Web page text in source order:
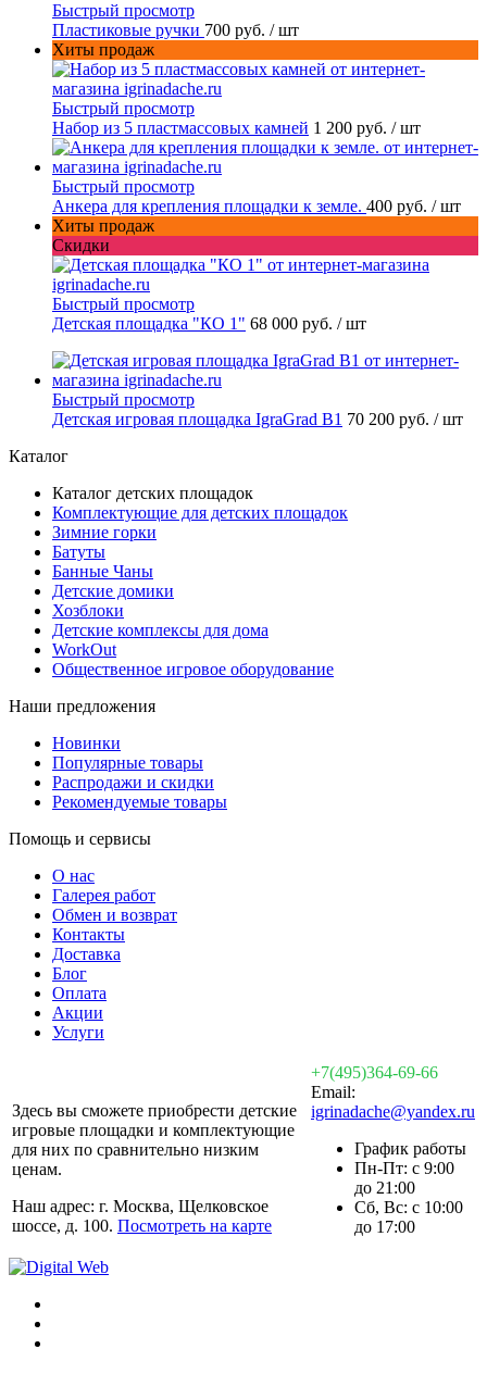
Быстрый просмотр
Пластиковые ручки 700 руб. / шт
Хиты продаж
Быстрый просмотр
Набор из 5 пластмассовых камней 1 200 руб. / шт
Быстрый просмотр
Анкера для крепления площадки к земле. 400 руб. / шт
Хиты продаж
Скидки
Быстрый просмотр
Детская площадка "КО 1" 68 000 руб. / шт
Быстрый просмотр
Детская игровая площадка IgraGrad В1 70 200 руб. / шт
Каталог
Каталог детских площадок
Комплектующие для детских площадок
Зимние горки
Батуты
Банные Чаны
Детские домики
Хозблоки
Детские комплексы для дома
WorkOut
Общественное игровое оборудование
Наши предложения
Новинки
Популярные товары
Распродажи и скидки
Рекомендуемые товары
Помощь и сервисы
О нас
Галерея работ
Обмен и возврат
Контакты
Доставка
Блог
Оплата
Акции
Услуги
Здесь вы сможете приобрести детские
игровые площадки и комплектующие
для них по сравнительно низким
ценам.
Наш адрес: г. Москва, Щелковское
шоссе, д. 100. Посмотреть на карте
+7(495)364-69-66
Email:
igrinadache@yandex.ru
График работы
Пн-Пт: с 9:00
до 21:00
Сб, Вс: с 10:00
до 17:00